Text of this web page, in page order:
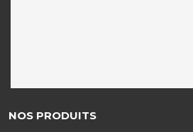
NOS PRODUITS